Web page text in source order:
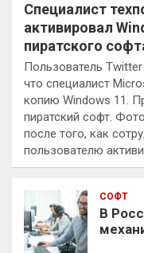
Специалист
активировал
пиратского
Пользователь
что специалист
копию Windows 11.
пиратский софт.
после того, как
пользователю
СОФТ
В